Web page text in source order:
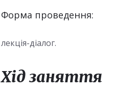
Форма проведення:
лекція-діалог.
Хід заняття